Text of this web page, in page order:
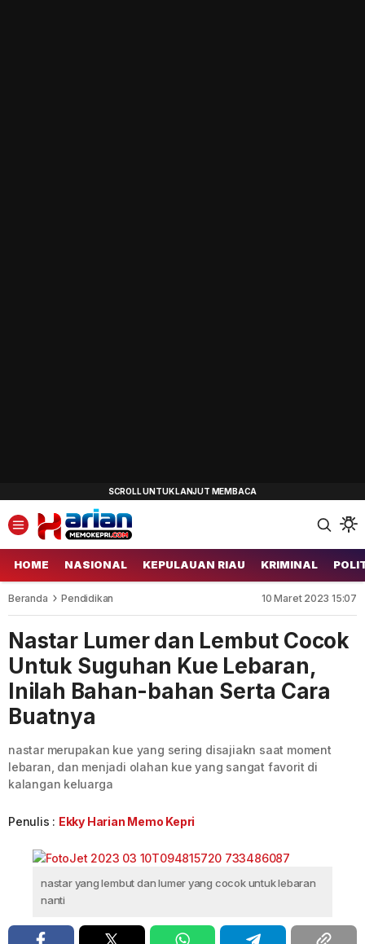
HOME NASIONAL KEPULAUAN RIAU KRIMINAL
Beranda Pendidikan 10 Maret 2023 15:07
Nastar Lumer dan Lembut Cocok
Untuk Suguhan Kue Lebaran,
Inilah Bahan-bahan Serta Cara
Buatnya
nastar merupakan kue yang sering disajiakn saat moment
lebaran, dan menjadi olahan kue yang sangat favorit di
kalangan keluarga
Penulis : Ekky Harian Memo Kepri
nastar yang lembut dan lumer yang cocok untuk lebaran
nanti